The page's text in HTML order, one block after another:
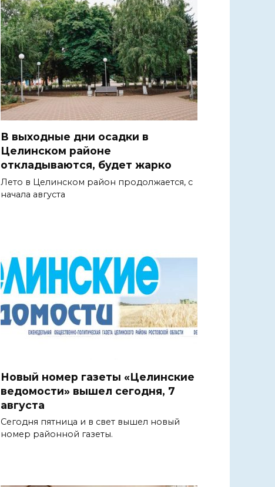
В выходные дни осадки в
Целинском районе
откладываются, будет жарко
Лето в Целинском район продолжается, с
начала августа
Новый номер газеты «Целинские
ведомости» вышел сегодня, 7
августа
Сегодня пятница и в свет вышел новый
номер районной газеты.